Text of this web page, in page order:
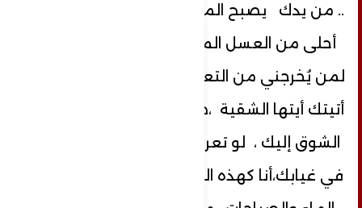
.. من يدك يصبح المر بطعم السكر ..ريقك
أحلى من العسل المصفى ، كنت بحاجة
لمن يُخرجني من التعب إلى شاطئ الأمان ،
أتيتك أيتها الشقية ،ضحكت مني ..أشقاني
الشوق إليك ، لو تعرف كيف ينمو الشوق
في غيابك،أنا كهذه الياسمينة التي تعشق